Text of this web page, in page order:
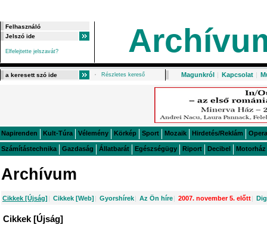
Elfelejtette jelszavát?
Részletes kereső Magunkról | Kapcsolat |
Napirenden Kult-Túra Vélemény Körkép Sport Mozaik Hirdetés/Reklám Opera
Számítástechnika Gazdaság Állatbarát Egészségügy Riport Decibel Motorház
Archívum
Cikkek [Újság] | Cikkek [Web] | Gyorshírek| Az Ön híre| 2007. november 5. előtt|
Cikkek [Újság]